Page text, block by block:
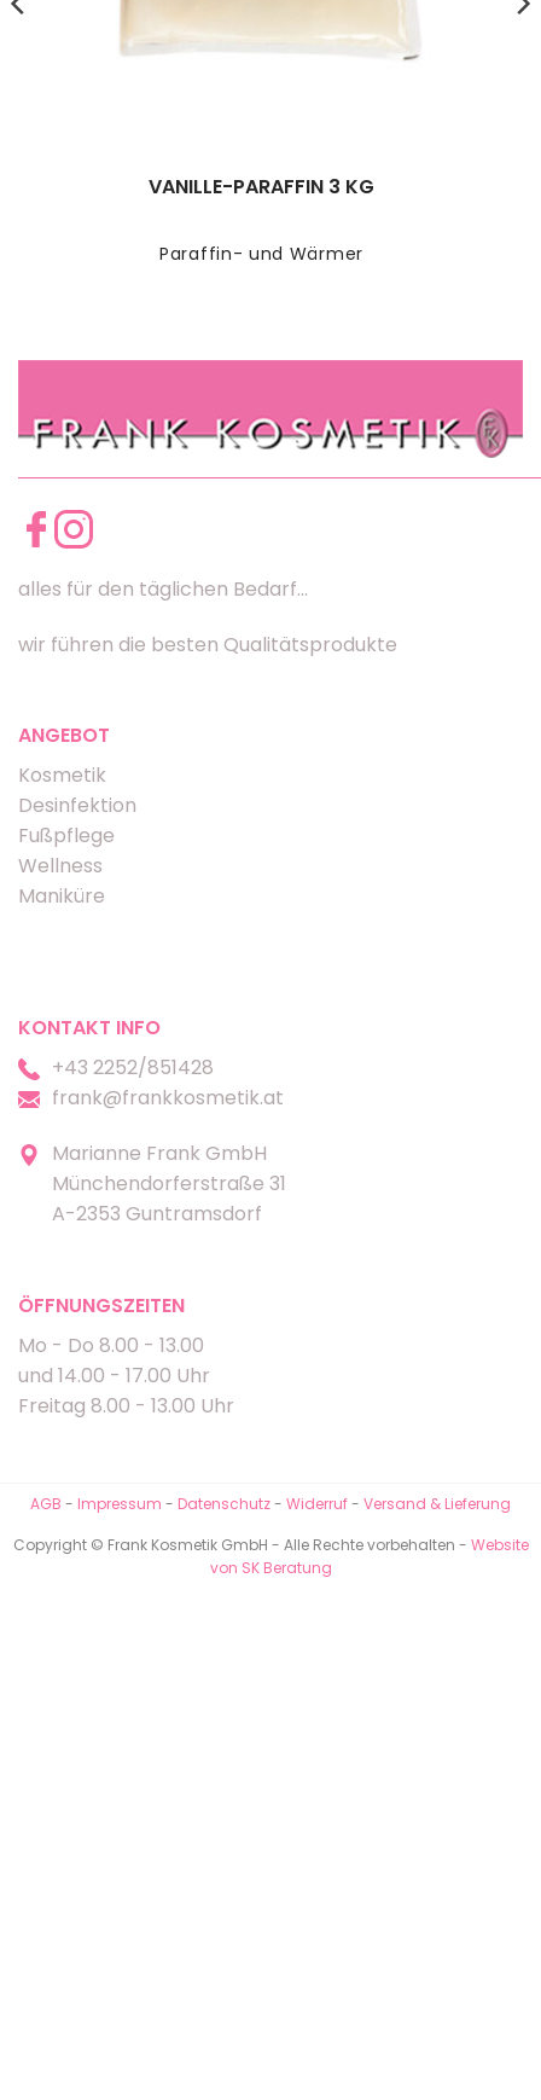
Paraffin- und Wärmer
VANILLE-PARAFFIN 3 KG
alles für den täglichen Bedarf...
wir führen die besten Qualitätsprodukte
ANGEBOT
Kosmetik
Desinfektion
Fußpflege
Wellness
Maniküre
KONTAKT INFO
+43 2252/851428
frank@frankkosmetik.at
Marianne Frank GmbH
Münchendorferstraße 31
A-2353 Guntramsdorf
ÖFFNUNGSZEITEN
Mo - Do 8.00 - 13.00
und 14.00 - 17.00 Uhr
Freitag 8.00 - 13.00 Uhr
AGB - Impressum - Datenschutz- Widerruf- Versand & Lieferung
Copyright © Frank Kosmetik GmbH - Alle Rechte vorbehalten - Website
von SK Beratung